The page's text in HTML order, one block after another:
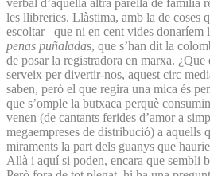
les llibreries. Llàstima, amb la de coses
escoltar– que ni en cent vides donaríem
penas puñaladas, que s’han dit la
de posar la registradora en marxa. ¿Que
serveix per divertir-nos, aquest circ
saben, però el que regira una mica és
que s’omple la butxaca perquè
venen (de cantants ferides d’amor a
megaempreses de distribució) a aquells
miraments la part dels guanys que
Allà i aquí si poden, encara que sembli